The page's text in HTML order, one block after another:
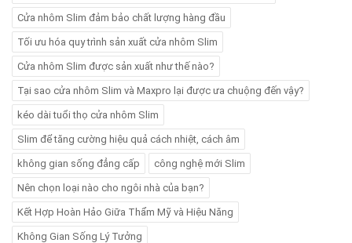
Cửa nhôm Slim đảm bảo chất lượng hàng đầu
Tối ưu hóa quy trình sản xuất cửa nhôm Slim
Cửa nhôm Slim được sản xuất như thế nào?
Tại sao cửa nhôm Slim và Maxpro lại được ưa chuộng đến vậy?
kéo dài tuổi thọ cửa nhôm Slim
Slim để tăng cường hiệu quả cách nhiệt, cách âm
không gian sống đẳng cấp công nghệ mới Slim
Nên chọn loại nào cho ngôi nhà của bạn?
Kết Hợp Hoàn Hảo Giữa Thẩm Mỹ và Hiệu Năng
Không Gian Sống Lý Tưởng